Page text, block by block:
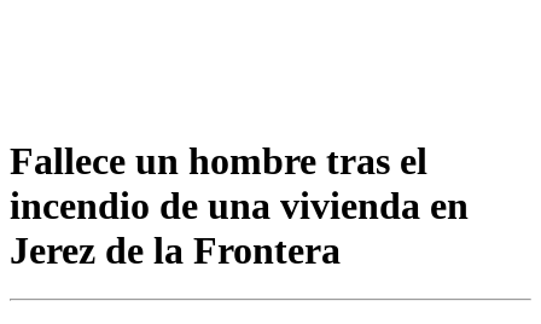
Fallece un hombre tras el
incendio de una vivienda en
Jerez de la Frontera